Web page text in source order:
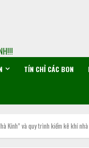
TÍN CHỈ CÁC BON
Kính” và quy trình kiểm kê khí